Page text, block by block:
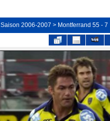
Saison 2006-2007 > Montferrand 55 -